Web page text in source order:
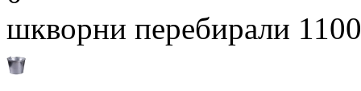
шкворни перебирали